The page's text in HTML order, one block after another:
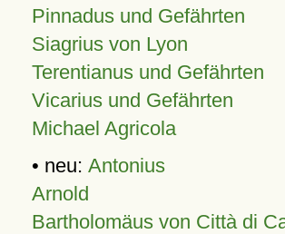
Pinnadus und Gefährten
Siagrius von Lyon
Terentianus und Gefährten
Vicarius und Gefährten
Michael Agricola
• neu: Antonius
Arnold
Bartholomäus von Città di